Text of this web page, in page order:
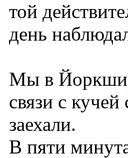
той
день
Мы в
связи с
заехали.
В пяти